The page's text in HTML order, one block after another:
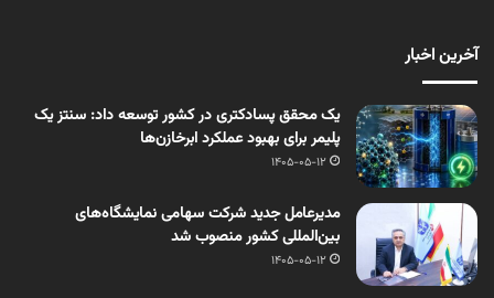
آخرین اخبار
یک محقق پسادکتری در کشور توسعه داد: سنتز یک
پلیمر برای بهبود عملکرد ابرخازن‌ها
1405-05-12
مدیرعامل جدید شرکت سهامی نمایشگاه‌های
بین‌المللی کشور منصوب شد
1405-05-12